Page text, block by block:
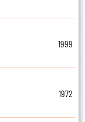
1999
1972